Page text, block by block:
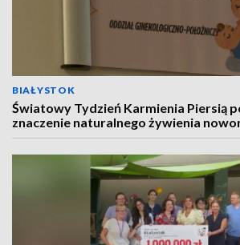
BIAŁYSTOK
Światowy Tydzień Karmienia Piersią
znaczenie naturalnego żywienia